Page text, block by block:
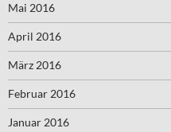
Mai 2016
April 2016
März 2016
Februar 2016
Januar 2016